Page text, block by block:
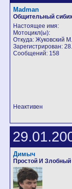
Madman
Общительный
Настоящее имя:
Мотоцикл(ы):
Откуда: Жуковский
Зарегистрирован:
Сообщений: 158
Неактивен
Димыч
Простой И